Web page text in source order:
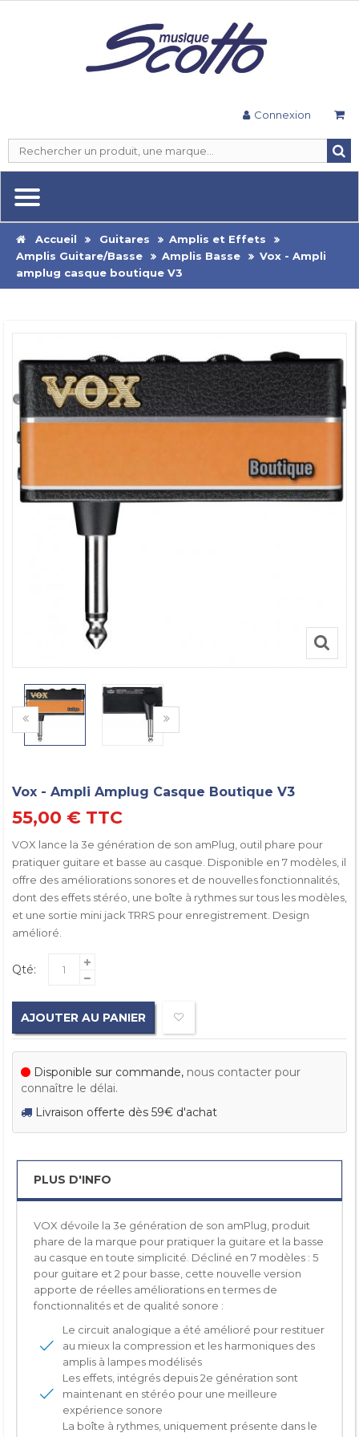
Connexion
Accueil Guitares
Amplis et Effets
Amplis Guitare/Basse
Amplis Basse
Vox - Ampli
amplug casque boutique V3
Vox - Ampli Amplug Casque Boutique V3
55,00 € TTC
VOX lance la 3e génération de son amPlug, outil phare pour
pratiquer guitare et basse au casque. Disponible en 7 modèles, il
offre des améliorations sonores et de nouvelles fonctionnalités,
dont des effets stéréo, une boîte à rythmes sur tous les modèles,
et une sortie mini jack TRRS pour enregistrement. Design
amélioré.
Qté:
AJOUTER AU PANIER
Disponible sur commande, nous contacter pour
connaître le délai.
Livraison offerte dès 59€ d'achat
PLUS D'INFO
VOX dévoile la 3e génération de son amPlug, produit
phare de la marque pour pratiquer la guitare et la basse
au casque en toute simplicité. Décliné en 7 modèles : 5
pour guitare et 2 pour basse, cette nouvelle version
apporte de réelles améliorations en termes de
fonctionnalités et de qualité sonore :
Le circuit analogique a été amélioré pour restituer
au mieux la compression et les harmoniques des
amplis à lampes modélisés
Les effets, intégrés depuis 2e génération sont
maintenant en stéréo pour une meilleure
expérience sonore
La boîte à rythmes, uniquement présente dans le